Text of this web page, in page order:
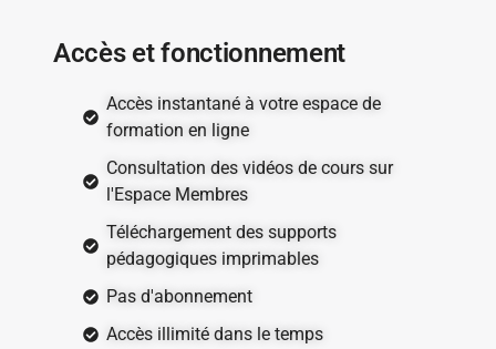
Accès et fonctionnement
Accès instantané à votre espace de
formation en ligne
Consultation des vidéos de cours sur
l'Espace Membres
Téléchargement des supports
pédagogiques imprimables
Pas d'abonnement
Accès illimité dans le temps